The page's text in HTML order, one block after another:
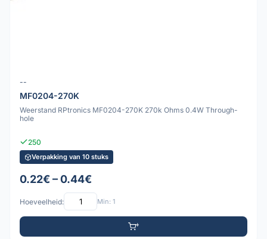
--
MF0204-270K
Weerstand RPtronics MF0204-270K 270k Ohms 0.4W Through-
hole
250
Verpakking van 10 stuks
0.22€ – 0.44€
Hoeveelheid: Min: 1